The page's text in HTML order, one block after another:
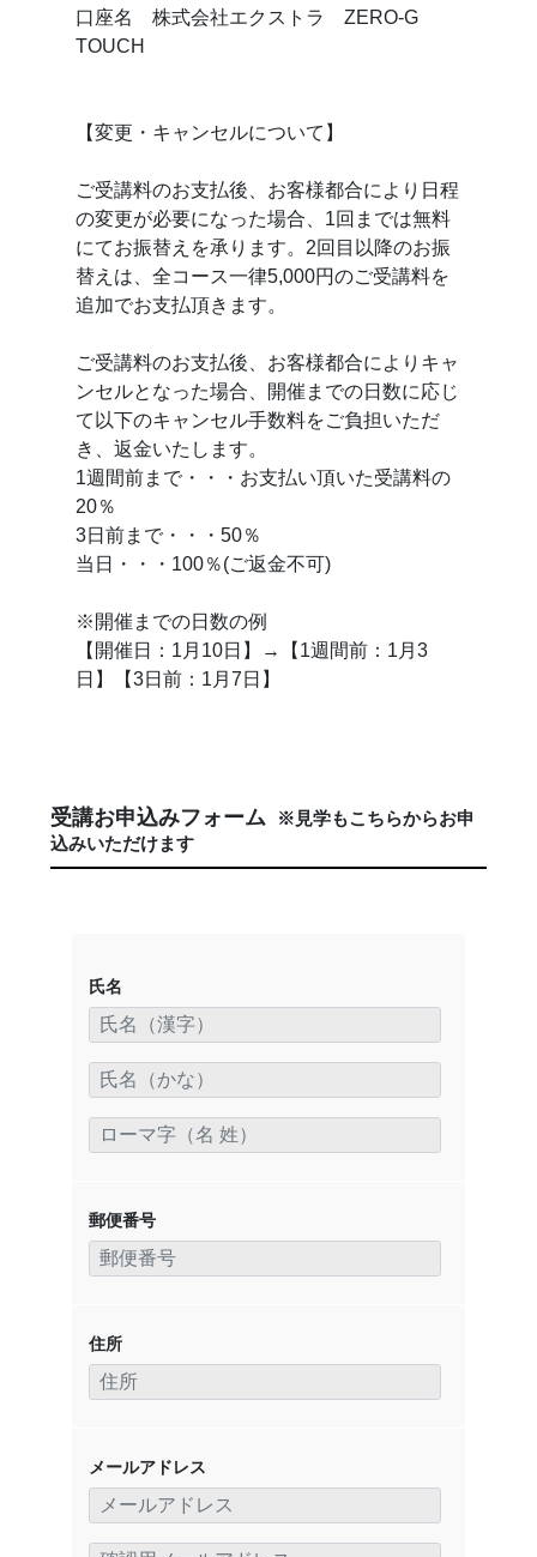
口座名 株式会社エクストラ ZERO-G
TOUCH
【変更・キャンセルについて】
ご受講料のお支払後、お客様都合により日程
の変更が必要になった場合、1回までは無料
にてお振替えを承ります。2回目以降のお振
替えは、全コース一律5,000円のご受講料を
追加でお支払頂きます。
ご受講料のお支払後、お客様都合によりキャ
ンセルとなった場合、開催までの日数に応じ
て以下のキャンセル手数料をご負担いただ
き、返金いたします。
1週間前まで・・・お支払い頂いた受講料の
20％
3日前まで・・・50％
当日・・・100％(ご返金不可)
※開催までの日数の例
【開催日：1月10日】→【1週間前：1月3
日】【3日前：1月7日】
受講お申込みフォーム
※見学もこちらからお申
込みいただけます
氏名
郵便番号
住所
メールアドレス